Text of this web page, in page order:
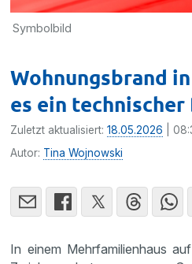
Symbolbild
Wohnungsbrand
es ein
Zuletzt aktualisiert:18.05.2026 |
Autor: Tina Wojnowski
In einem Mehrfamilienhaus